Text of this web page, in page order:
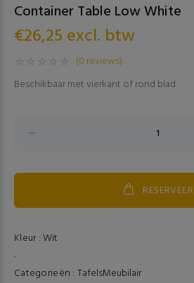
Container Table Low White
€26,25 excl. btw
(0 reviews)
Beschikbaar met vierkant of rond blad
RESERVEER
Kleur :Wit
,
Categorieën : TafelsMeubilair